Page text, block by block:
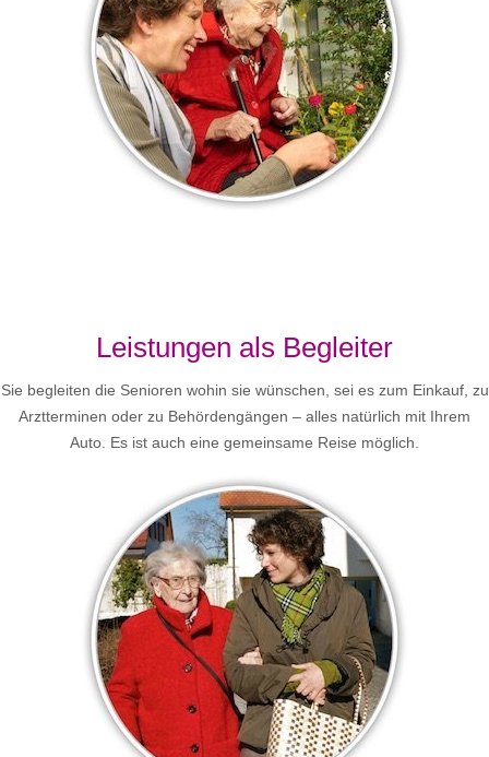
Leistungen als Begleiter
Sie begleiten die Senioren wohin sie wünschen, sei es zum Einkauf, zu
Arztterminen oder zu Behördengängen – alles natürlich mit Ihrem
Auto. Es ist auch eine gemeinsame Reise möglich.